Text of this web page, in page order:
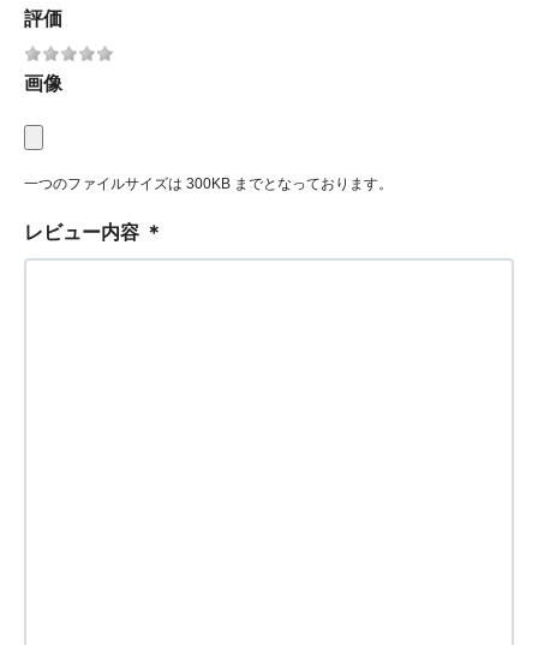
評価
画像
一つのファイルサイズは 300KB までとなっております。
レビュー内容 ＊